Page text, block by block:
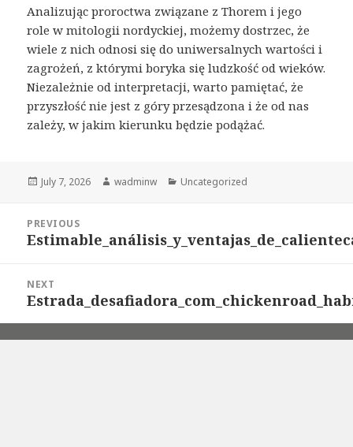
Analizując proroctwa związane z Thorem i jego
role w mitologii nordyckiej, możemy dostrzec, że
wiele z nich odnosi się do uniwersalnych wartości i
zagrożeń, z którymi boryka się ludzkość od wieków.
Niezależnie od interpretacji, warto pamiętać, że
przyszłość nie jest z góry przesądzona i że od nas
zależy, w jakim kierunku będzie podążać.
Posted
July 7, 2026 Author
wadminw Categories
Uncategorized
navigation
PREVIOUS
Previous
NEXT
Next
post: